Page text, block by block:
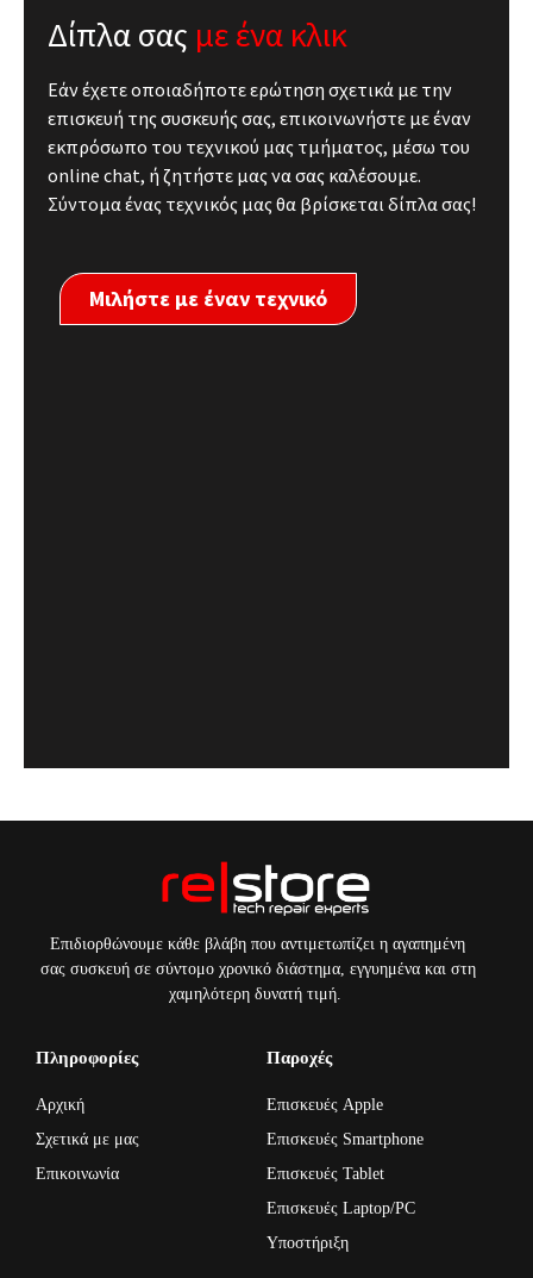
Δίπλα σας με ένα κλικ
Εάν έχετε οποιαδήποτε ερώτηση σχετικά με την
επισκευή της συσκευής σας, επικοινωνήστε με έναν
εκπρόσωπο του τεχνικού μας τμήματος, μέσω του
online chat, ή ζητήστε μας να σας καλέσουμε.
Σύντομα ένας τεχνικός μας θα βρίσκεται δίπλα σας!
Μιλήστε με έναν τεχνικό
Επιδιορθώνουμε κάθε βλάβη που αντιμετωπίζει η αγαπημένη
σας συσκευή σε σύντομο χρονικό διάστημα, εγγυημένα και στη
χαμηλότερη δυνατή τιμή.
Πληροφορίες
Αρχική
Σχετικά με μας
Επικοινωνία
Παροχές
Επισκευές Apple
Επισκευές Smartphone
Επισκευές Tablet
Επισκευές Laptop/PC
Υποστήριξη